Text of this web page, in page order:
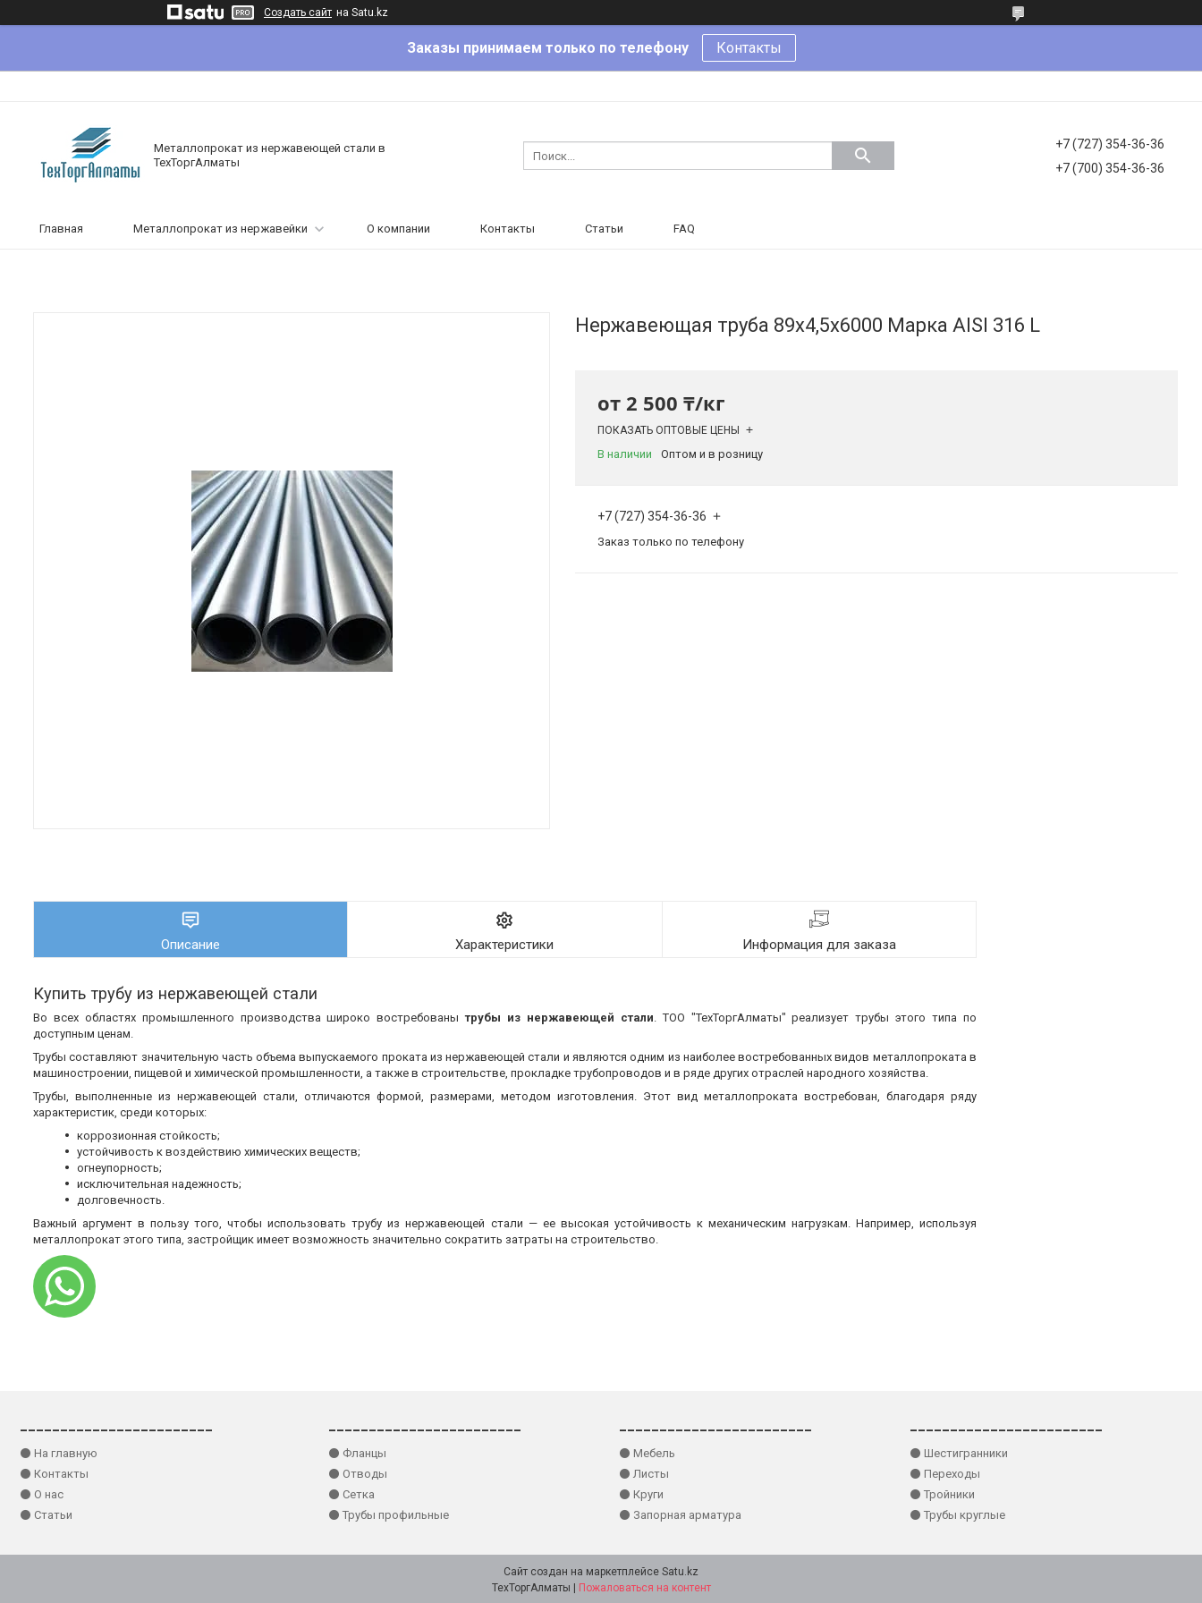
Создать сайт на Satu.kz
Заказы принимаем только по телефону Контакты
Металлопрокат из нержавеющей стали в
ТехТоргАлматы
+7 (727) 354-36-36
+7 (700) 354-36-36
Главная Металлопрокат из нержавейки О компании Контакты Статьи FAQ
Нержавеющая труба 89х4,5х6000 Марка AISI 316 L
от 2 500 ₸/кг
ПОКАЗАТЬ ОПТОВЫЕ ЦЕНЫ
В наличии Оптом и в розницу
+7 (727) 354-36-36
Заказ только по телефону
Описание Характеристики Информация для заказа
Купить трубу из нержавеющей стали
Во всех областях промышленного производства широко востребованытрубы из нержавеющей стали. ТОО "ТехТоргАлматы" реализует трубы этого типа по
доступным ценам.
Трубы составляют значительную часть объема выпускаемого проката из нержавеющей стали и являются одним из наиболее востребованных видов металлопроката в
машиностроении, пищевой и химической промышленности, а также в строительстве, прокладке трубопроводов и в ряде других отраслей народного хозяйства.
Трубы, выполненные из нержавеющей стали, отличаются формой, размерами, методом изготовления. Этот вид металлопроката востребован, благодаря ряду
характеристик, среди которых:
коррозионная стойкость;
устойчивость к воздействию химических веществ;
огнеупорность;
исключительная надежность;
долговечность.
Важный аргумент в пользу того, чтобы использовать трубу из нержавеющей стали — ее высокая устойчивость к механическим нагрузкам. Например, используя
металлопрокат этого типа, застройщик имеет возможность значительно сократить затраты на строительство.
⚫ На главную
⚫ Контакты
⚫ О нас
⚫ Статьи
⚫ Фланцы
⚫ Отводы
⚫ Сетка
⚫ Трубы профильные
⚫ Мебель
⚫ Листы
⚫ Круги
⚫ Запорная арматура
⚫ Шестигранники
⚫ Переходы
⚫ Тройники
⚫ Трубы круглые
Сайт создан на маркетплейсе Satu.kz
Пожаловаться на контент